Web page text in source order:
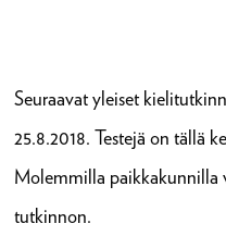
Seuraavat yleiset
25.8.2018. Testejä on tällä
Molemmilla paikkakunnilla
tutkinnon.